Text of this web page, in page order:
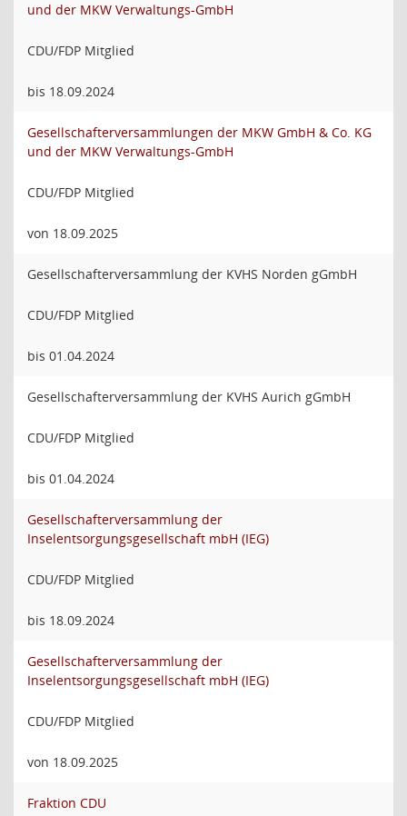
und der MKW Verwaltungs-GmbH
CDU/FDP Mitglied
bis 18.09.2024
Gesellschafterversammlungen der MKW GmbH & Co. KG
und der MKW Verwaltungs-GmbH
CDU/FDP Mitglied
von 18.09.2025
Gesellschafterversammlung der KVHS Norden gGmbH
CDU/FDP Mitglied
bis 01.04.2024
Gesellschafterversammlung der KVHS Aurich gGmbH
CDU/FDP Mitglied
bis 01.04.2024
Gesellschafterversammlung der
Inselentsorgungsgesellschaft mbH (IEG)
CDU/FDP Mitglied
bis 18.09.2024
Gesellschafterversammlung der
Inselentsorgungsgesellschaft mbH (IEG)
CDU/FDP Mitglied
von 18.09.2025
Fraktion CDU